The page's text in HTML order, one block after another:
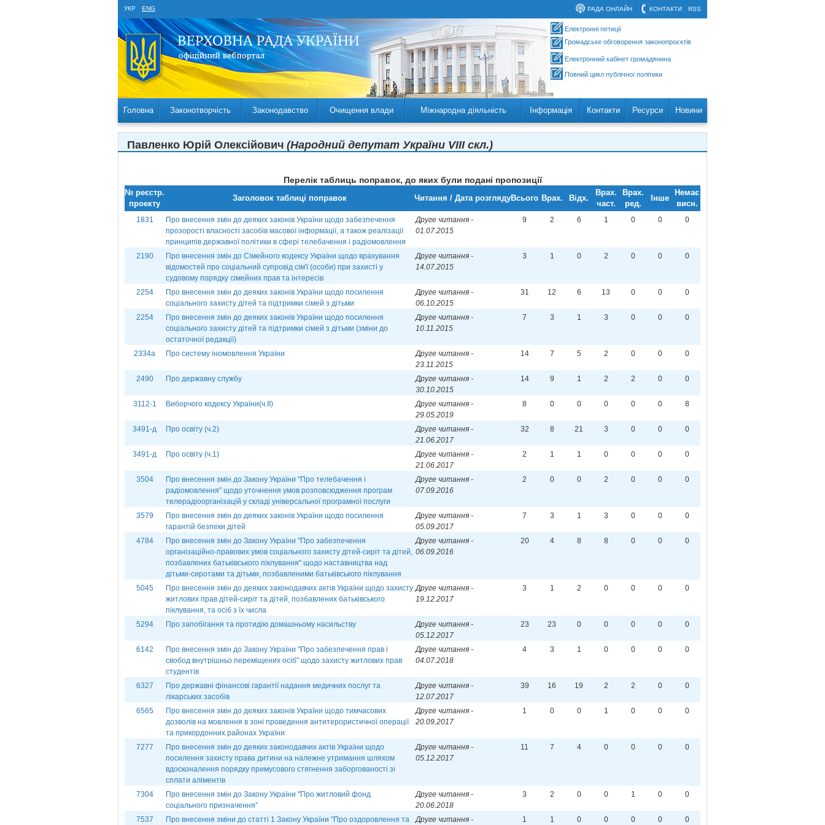
УКР ENG RSS
КОНТАКТИ
РАДА ОНЛАЙН
Електронні петиції
Громадське обговорення законопроєктів
Електронний кабінет громадянина
Повний цикл публічної політики
Головна Законотворчість Законодавство Очищення влади Міжнародна діяльність Інформація Контакти Ресурси Новини
Павленко Юрій Олексійович (Народний депутат України VIII скл.)
Перелік таблиць поправок, до яких були подані пропозиції
№ реєстр.
проекту
Заголовок таблиці поправок Читання / Дата розглядуВсього Врах. Відх.
Врах.
част.
Врах.
ред.
Інше
Немає
висн.
1831
Про внесення змін до деяких законів України щодо забезпечення
прозорості власності засобів масової інформації, а також реалізації
принципів державної політики в сфері телебачення і радіомовлення
Друге читання -
01.07.2015
9 2 6 1 0 0 0
2190
Про внесення змін до Сімейного кодексу України щодо врахування
відомостей про соціальний супровід сім'ї (особи) при захисті у
судовому порядку сімейних прав та інтересів
Друге читання -
14.07.2015
3 1 0 2 0 0 0
2254
Про внесення змін до деяких законів України щодо посилення
соціального захисту дітей та підтримки сімей з дітьми
Друге читання -
06.10.2015
31 12 6 13 0 0 0
2254
Про внесення змін до деяких законів України щодо посилення
соціального захисту дітей та підтримки сімей з дітьми (зміни до
остаточної редакції)
Друге читання -
10.11.2015
7 3 1 3 0 0 0
2334а Про систему іномовлення України
Друге читання -
23.11.2015
14 7 5 2 0 0 0
2490 Про державну службу
Друге читання -
30.10.2015
14 9 1 2 2 0 0
3112-1 Виборчого кодексу України(ч.ІІ)
Друге читання -
29.05.2019
8 0 0 0 0 0 8
3491-д Про освіту (ч.2)
Друге читання -
21.06.2017
32 8 21 3 0 0 0
3491-д Про освіту (ч.1)
Друге читання -
21.06.2017
2 1 1 0 0 0 0
3504
Про внесення змін до Закону України "Про телебачення і
радіомовлення" щодо уточнення умов розповсюдження програм
телерадіоорганізацій у складі універсальної програмної послуги
Друге читання -
07.09.2016
2 0 0 2 0 0 0
3579
Про внесення змін до деяких законів України щодо посилення
гарантій безпеки дітей
Друге читання -
05.09.2017
7 3 1 3 0 0 0
4784
Про внесення змін до Закону України "Про забезпечення
організаційно-правових умов соціального захисту дітей-сиріт та дітей,
позбавлених батьківського піклування" щодо наставництва над
дітьми-сиротами та дітьми, позбавленими батьківського піклування
Друге читання -
06.09.2016
20 4 8 8 0 0 0
5045
Про внесення змін до деяких законодавчих актів України щодо захисту
житлових прав дітей-сиріт та дітей, позбавлених батьківського
піклування, та осіб з їх числа
Друге читання -
19.12.2017
3 1 2 0 0 0 0
5294 Про запобігання та протидію домашньому насильству
Друге читання -
05.12.2017
23 23 0 0 0 0 0
6142
Про внесення змін до Закону України ''Про забезпечення прав і
свобод внутрішньо переміщених осіб" щодо захисту житлових прав
студентів
Друге читання -
04.07.2018
4 3 1 0 0 0 0
6327
Про державні фінансові гарантії надання медичних послуг та
лікарських засобів
Друге читання -
12.07.2017
39 16 19 2 2 0 0
6565
Про внесення змін до деяких законів України щодо тимчасових
дозволів на мовлення в зоні проведення антитерористичної операції
та прикордонних районах України
Друге читання -
20.09.2017
1 0 0 1 0 0 0
7277
Про внесення змін до деяких законодавчих актів України щодо
посилення захисту права дитини на належне утримання шляхом
вдосконалення порядку примусового стягнення заборгованості зі
сплати аліментів
Друге читання -
05.12.2017
11 7 4 0 0 0 0
7304
Про внесення змін до Закону України ''Про житловий фонд
соціального призначення''
Друге читання -
20.06.2018
3 2 0 0 1 0 0
7537 Про внесення зміни до статті 1 Закону України "Про оздоровлення та Друге читання - 1 1 0 0 0 0 0